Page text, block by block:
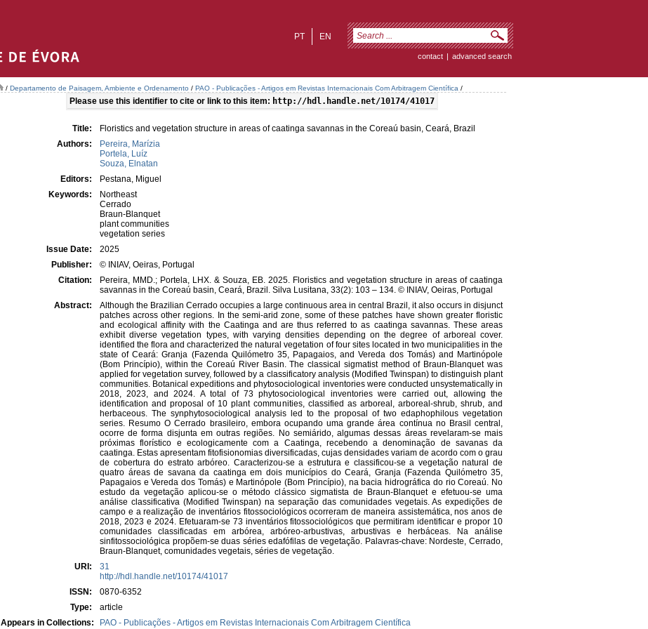
EN
PT
contact | advanced search
/ Departamento de Paisagem, Ambiente e Ordenamento / PAO - Publicações - Artigos em Revistas Internacionais Com Arbitragem Científica /
Please use this identifier to cite or link to this item: http://hdl.handle.net/10174/41017
Title:
Floristics and vegetation structure in areas of caatinga savannas in the Coreaú basin, Ceará, Brazil
Authors:
Pereira, Marízia
Portela, Luíz
Souza, Elnatan
Editors:
Pestana, Miguel
Keywords:
Northeast
Cerrado
Braun-Blanquet
plant communities
vegetation series
Issue Date:
2025
Publisher:
© INIAV, Oeiras, Portugal
Citation:
Pereira, MMD.; Portela, LHX. & Souza, EB. 2025. Floristics and vegetation structure in areas of caatinga
savannas in the Coreaú basin, Ceará, Brazil. Silva Lusitana, 33(2): 103 – 134. © INIAV, Oeiras, Portugal
Abstract:
Although the Brazilian Cerrado occupies a large continuous area in central Brazil, it also occurs in disjunct
patches across other regions. In the semi-arid zone, some of these patches have shown greater floristic
and ecological affinity with the Caatinga and are thus referred to as caatinga savannas. These areas
exhibit diverse vegetation types, with varying densities depending on the degree of arboreal cover.
identified the flora and characterized the natural vegetation of four sites located in two municipalities in the
state of Ceará: Granja (Fazenda Quilómetro 35, Papagaios, and Vereda dos Tomás) and Martinópole
(Bom Princípio), within the Coreaú River Basin. The classical sigmatist method of Braun-Blanquet was
applied for vegetation survey, followed by a classificatory analysis (Modified Twinspan) to distinguish plant
communities. Botanical expeditions and phytosociological inventories were conducted unsystematically in
2018, 2023, and 2024. A total of 73 phytosociological inventories were carried out, allowing the
identification and proposal of 10 plant communities, classified as arboreal, arboreal-shrub, shrub, and
herbaceous. The synphytosociological analysis led to the proposal of two edaphophilous vegetation
series. Resumo O Cerrado brasileiro, embora ocupando uma grande área contínua no Brasil central,
ocorre de forma disjunta em outras regiões. No semiárido, algumas dessas áreas revelaram-se mais
próximas florístico e ecologicamente com a Caatinga, recebendo a denominação de savanas da
caatinga. Estas apresentam fitofisionomias diversificadas, cujas densidades variam de acordo com o grau
de cobertura do estrato arbóreo. Caracterizou-se a estrutura e classificou-se a vegetação natural de
quatro áreas de savana da caatinga em dois municípios do Ceará, Granja (Fazenda Quilómetro 35,
Papagaios e Vereda dos Tomás) e Martinópole (Bom Princípio), na bacia hidrográfica do rio Coreaú. No
estudo da vegetação aplicou-se o método clássico sigmatista de Braun-Blanquet e efetuou-se uma
análise classificativa (Modified Twinspan) na separação das comunidades vegetais. As expedições de
campo e a realização de inventários fitossociológicos ocorreram de maneira assistemática, nos anos de
2018, 2023 e 2024. Efetuaram-se 73 inventários fitossociológicos que permitiram identificar e propor 10
comunidades classificadas em arbórea, arbóreo-arbustivas, arbustivas e herbáceas. Na análise
sinfitossociológica propõem-se duas séries edafófilas de vegetação. Palavras-chave: Nordeste, Cerrado,
Braun-Blanquet, comunidades vegetais, séries de vegetação.
URI:
31
http://hdl.handle.net/10174/41017
ISSN:
0870-6352
Type:
article
Appears in Collections:
PAO - Publicações - Artigos em Revistas Internacionais Com Arbitragem Científica